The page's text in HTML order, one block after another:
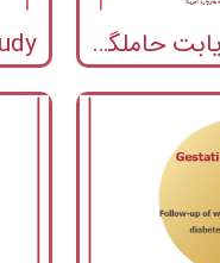
کیفیت زندگی و دیابت حاملگی